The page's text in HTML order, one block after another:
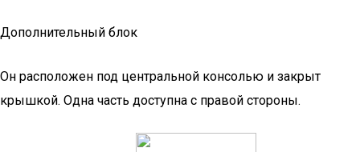
Дополнительный блок
Он расположен под центральной консолью и закрыт
крышкой. Одна часть доступна с правой стороны.